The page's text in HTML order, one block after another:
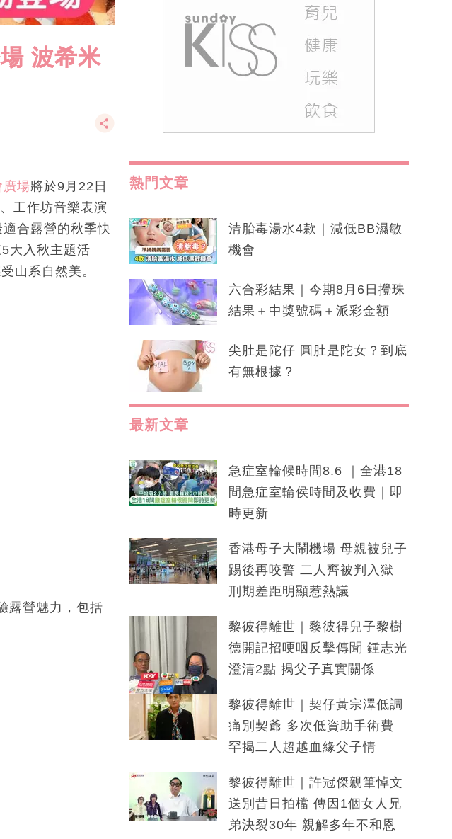
波希米
廣場將於9月22日
工作坊音樂表演
合露營的秋季快
大入秋主題活
山系自然美。
露營魅力，包括
熱門文章
清胎毒湯水4款｜減低BB濕敏
機會
六合彩結果｜今期8月6日攪珠
結果＋中獎號碼＋派彩金額
尖肚是陀仔 圓肚是陀女？到底
有無根據？
最新文章
急症室輪候時間8.6 ｜全港18
間急症室輪侯時間及收費｜即
時更新
香港母子大鬧機場 母親被兒子
踢後再咬警 二人齊被判入獄
刑期差距明顯惹熱議
黎彼得離世｜黎彼得兒子黎樹
德開記招哽咽反擊傳聞 鍾志光
澄清2點 揭父子真實關係
黎彼得離世｜契仔黃宗澤低調
痛別契爺 多次低資助手術費
罕揭二人超越血緣父子情
黎彼得離世｜許冠傑親筆悼文
送別昔日拍檔 傳因1個女人兄
弟決裂30年 親解多年不和恩